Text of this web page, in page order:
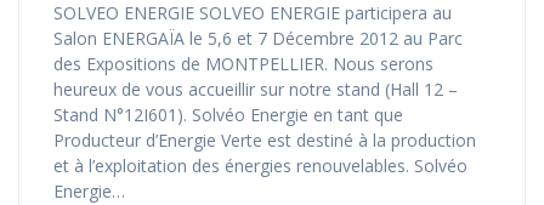
SOLVEO ENERGIE SOLVEO ENERGIE participera au
Salon ENERGAÏA le 5,6 et 7 Décembre 2012 au Parc
des Expositions de MONTPELLIER. Nous serons
heureux de vous accueillir sur notre stand (Hall 12 –
Stand N°12I601). Solvéo Energie en tant que
Producteur d’Energie Verte est destiné à la production
et à l’exploitation des énergies renouvelables. Solvéo
Energie…